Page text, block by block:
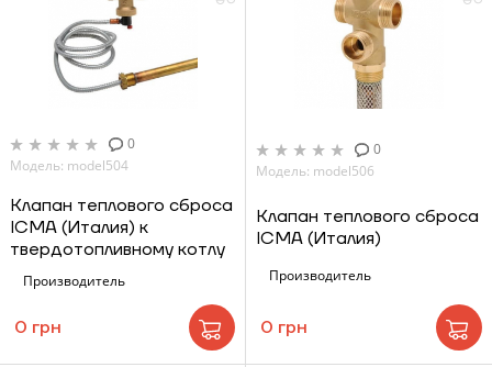
0
Модель: model504
Клапан теплового сброса
ICMA (Италия) к
твердотопливному котлу
Производитель
0 грн
0
Модель: model506
Клапан теплового сброса
ICMA (Италия)
Производитель
0 грн
Отправить